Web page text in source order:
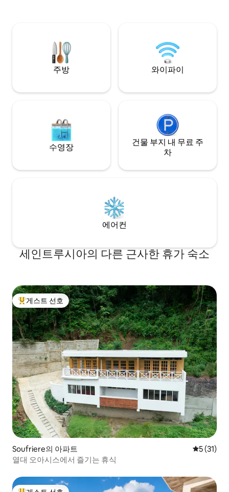
외 생활의 개념을 확장합니다.
주방 와이파이
수영장
건물 부지 내 무료 주
차
에어컨
세인트루시아의 다른 근사한 휴가 숙소
상위 게스트 선호
게스트 선호
Soufriere의 아파트 평점 5점
5 (31)
열대 오아시스에서 즐기는 휴식